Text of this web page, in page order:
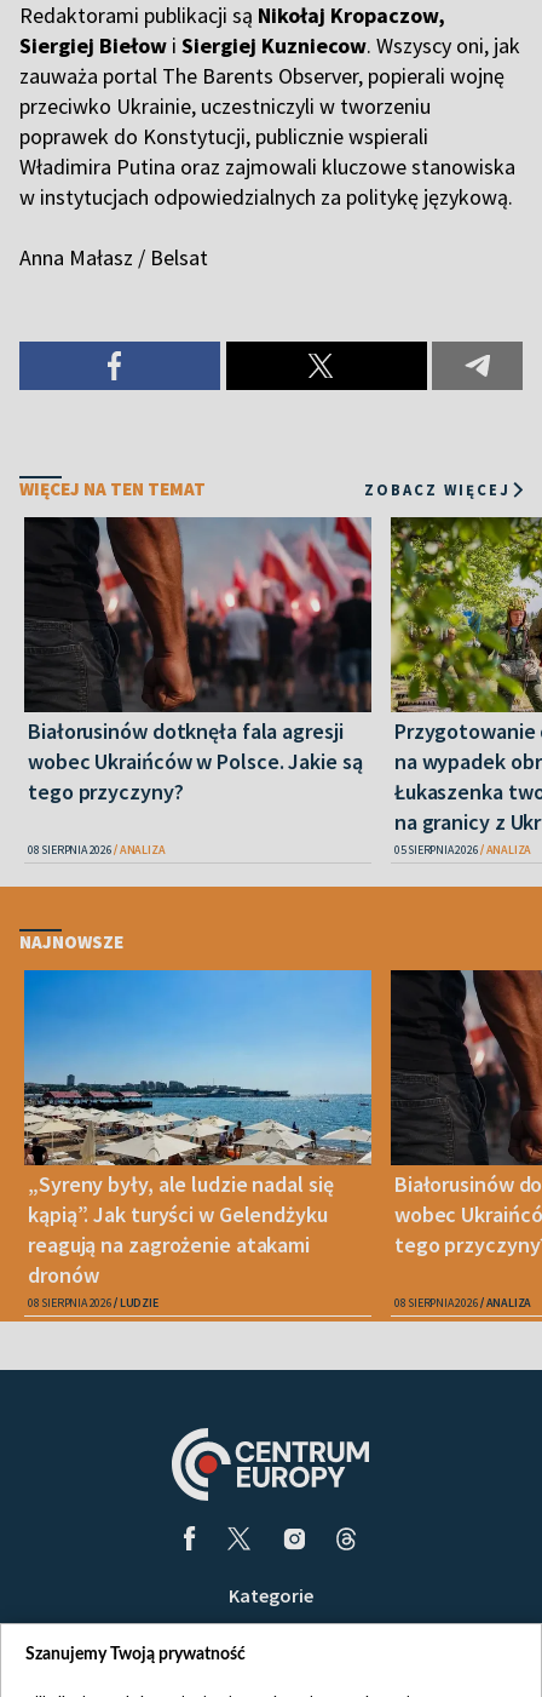
Redaktorami publikacji są Nikołaj Kropaczow,
Siergiej Biełow i Siergiej Kuzniecow. Wszyscy oni, jak
zauważa portal The Barents Observer, popierali wojnę
przeciwko Ukrainie, uczestniczyli w tworzeniu
poprawek do Konstytucji, publicznie wspierali
Władimira Putina oraz zajmowali kluczowe stanowiska
w instytucjach odpowiedzialnych za politykę językową.
Anna Małasz / Belsat
WIĘCEJ NA TEN TEMAT ZOBACZ WIĘCEJ
Białorusinów dotknęła fala agresji
wobec Ukraińców w Polsce. Jakie są
tego przyczyny?
08 SIERPNIA 2026 ANALIZA
na wypadek
Łukaszenka
na granicy z
05 SIERPNIA 2026 ANALIZA
NAJNOWSZE
„Syreny były, ale ludzie nadal się
kąpią”. Jak turyści w Gelendżyku
reagują na zagrożenie atakami
dronów
08 SIERPNIA 2026 LUDZIE
Białorusinów
wobec
tego
08 SIERPNIA 2026 ANALIZA
Kategorie
Szanujemy Twoją prywatność